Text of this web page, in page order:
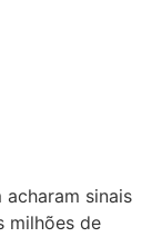
sinais
milhões de